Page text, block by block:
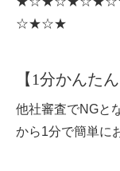
☆★☆★
【1分かんた
他社審査でNGと
から1分で簡単に